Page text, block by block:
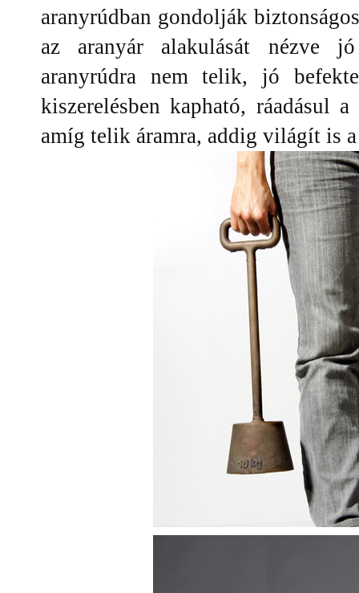
aranyrúdban gondolják
az aranyár alakulását nézve
aranyrúdra nem telik, jó
kiszerelésben kapható, ráadásul
amíg telik áramra, addig világít is